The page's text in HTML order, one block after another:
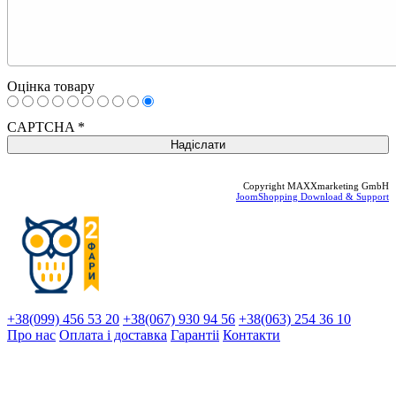
Оцінка товару
CAPTCHA *
Copyright MAXXmarketing GmbH
JoomShopping Download & Support
+38(099) 456 53 20 +38(067) 930 94 56 +38(063) 254 36 10
Про нас Оплата і доставка Гарантіi Контакти